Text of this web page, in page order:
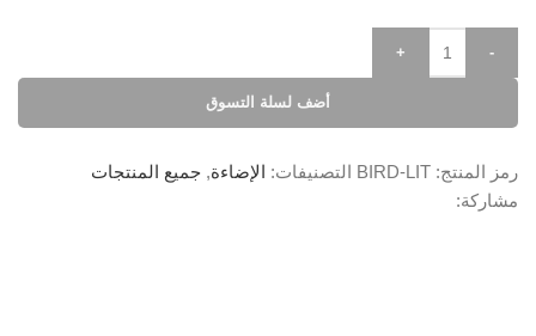
-
+
أضف لسلة التسوق
رمز المنتج: BIRD-LIT التصنيفات: الإضاءة, جميع المنتجات
مشاركة: